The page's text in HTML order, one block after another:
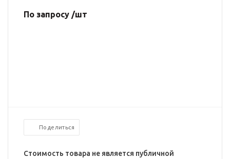
По запросу /шт
Поделиться
Стоимость товара не является публичной